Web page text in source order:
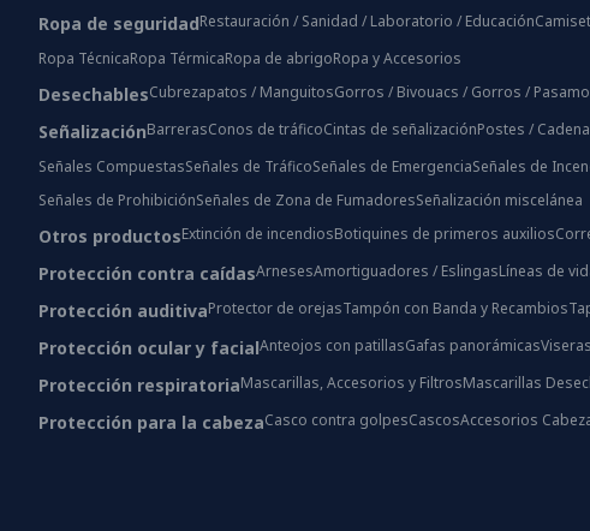
Ropa de seguridadRestauración / Sanidad / Laboratorio / Educación
Ropa TécnicaRopa TérmicaRopa de abrigoRopa y Accesorios
DesechablesCubrezapatos / ManguitosGorros / Bivouacs / Gorros /
SeñalizaciónBarrerasConos de tráficoCintas de señalizaciónPostes /
Señales CompuestasSeñales de TráficoSeñales de EmergenciaSeñales de
Señales de ProhibiciónSeñales de Zona de FumadoresSeñalización miscelánea
Otros productosExtinción de incendiosBotiquines de primeros auxilios
Protección contra caídasArnesesAmortiguadores / EslingasLíneas de
Protección auditivaProtector de orejasTampón con Banda y Recambios
Protección ocular y facialAnteojos con patillasGafas panorámicasViseras
Protección respiratoriaMascarillas, Accesorios y FiltrosMascarillas
Protección para la cabezaCasco contra golpesCascosAccesorios